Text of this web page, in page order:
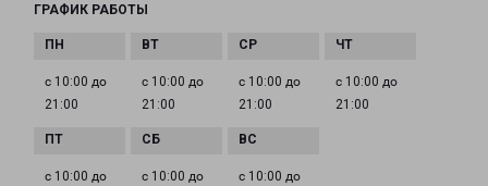
ГРАФИК РАБОТЫ
с 10:00 до
21:00
с 10:00 до
21:00
с 10:00 до
21:00
с 10:00 до
21:00
с 10:00 до
с 10:00 до
с 10:00 до